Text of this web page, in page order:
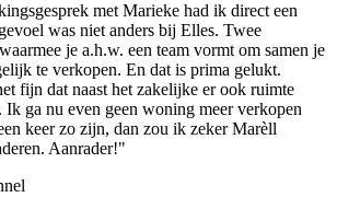
met Marieke had ik direct een
was niet anders bij Elles. Twee
je a.h.w. een team vormt om samen je
te verkopen. En dat is prima gelukt.
fijn dat naast het zakelijke er ook ruimte
ga nu even geen woning meer verkopen
keer zo zijn, dan zou ik zeker Marèll
Aanrader!"